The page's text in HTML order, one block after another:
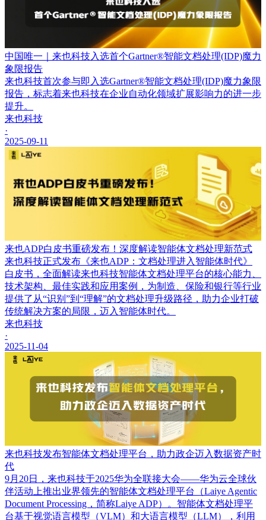
中国唯一｜来也科技入选首个Gartner®智能文档处理(IDP)魔力
象限报告
来也科技首次参与即入选Gartner®智能文档处理(IDP)魔力象限
报告，标志着来也科技在企业自动化领域扩展影响力的进一步
提升。
来也科技
·
2025-09-11
来也ADP白皮书重磅发布！深度解读智能体文档处理新范式
来也科技正式发布《来也ADP：文档处理进入智能体时代》
白皮书，全面解读来也科技智能体文档处理平台的核心能力、
技术架构、最佳实践和应用案例，为制造、保险和银行等行业
提供了从“识别”到“理解”的文档处理升级路径，助力企业打破
传统解决方案的局限，迈入智能体时代。
来也科技
·
2025-11-04
来也科技发布智能体文档处理平台，助力政企迈入数据资产时
代
9月20日，来也科技于2025华为全联接大会——华为云全球伙
伴活动上推出业界领先的智能体文档处理平台（Laiye Agentic
Document Processing，简称Laiye ADP）。智能体文档处理平
台基于视觉语言模型（VLM）和大语言模型（LLM），利用